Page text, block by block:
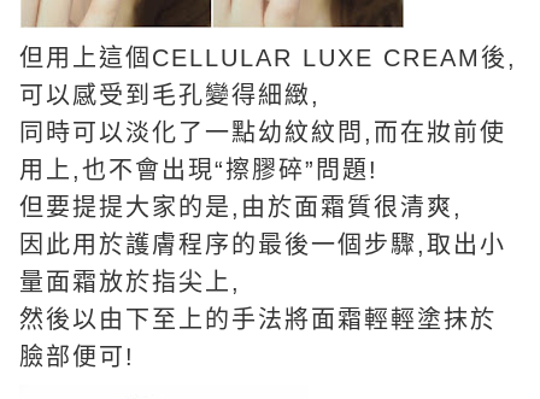
但用上這個CELLULAR LUXE CREAM後,
可以感受到毛孔變得細緻,
同時可以淡化了一點幼紋紋問,而在妝前使
用上,也不會出現“擦膠碎”問題!
但要提提大家的是,由於面霜質很清爽,
因此用於護膚程序的最後一個步驟,取出小
量面霜放於指尖上,
然後以由下至上的手法將面霜輕輕塗抹於
臉部便可!